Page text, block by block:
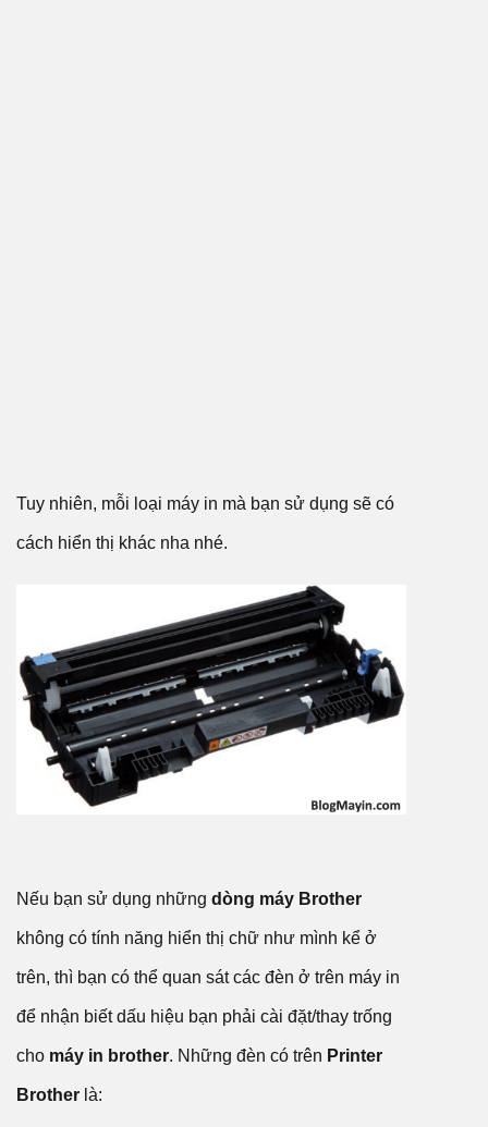
Tuy nhiên, mỗi loại máy in mà bạn sử dụng sẽ có
cách hiển thị khác nha nhé.
Nếu bạn sử dụng những dòng máy Brother
không có tính năng hiển thị chữ như mình kể ở
trên, thì bạn có thể quan sát các đèn ở trên máy in
để nhận biết dấu hiệu bạn phải cài đặt/thay trống
cho máy in brother. Những đèn có trên Printer
Brother là: